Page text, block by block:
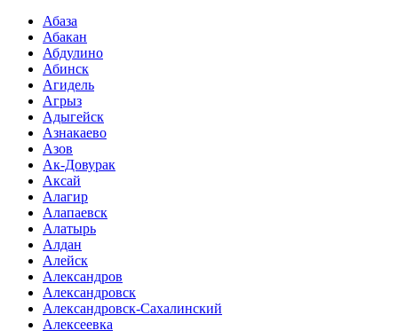
Абаза
Абакан
Абдулино
Абинск
Агидель
Агрыз
Адыгейск
Азнакаево
Азов
Ак-Довурак
Аксай
Алагир
Алапаевск
Алатырь
Алдан
Алейск
Александров
Александровск
Александровск-Сахалинский
Алексеевка